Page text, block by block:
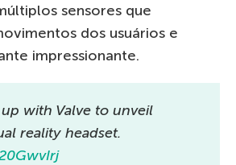
sensores que
dos usuários e
impressionante.
with Valve to unveil
reality headset.